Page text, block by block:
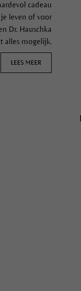
cadeau
leven of voor
Dr. Hauschka
alles mogelijk.
LEES MEER